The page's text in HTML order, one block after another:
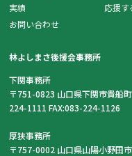
実績
応援す
お問い合わせ
林よしまさ後援会事務所
下関事務所
〒751-0823 山口県下関市貴船
224-1111 FAX:083-224-1126
厚狭事務所
〒757-0002 山口県山陽小野田